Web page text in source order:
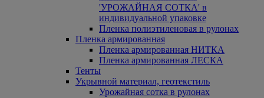
'УРОЖАЙНАЯ СОТКА' в
индивидуальной упаковке
Пленка полиэтиленовая в рулонах
Пленка армированная
Пленка армированная НИТКА
Пленка армированная ЛЕСКА
Тенты
Укрывной материал, геотекстиль
Урожайная сотка в рулонах